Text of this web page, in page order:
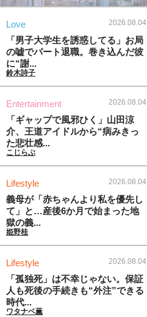
Love 2026.08.04
「男子大学生を誘惑してる」お局
の嘘でパート退職。巻き込んだ彼
に“謝...
鈴木詩子
Entertainment 2026.08.04
「ギャップで風邪ひく」山田涼
介、王道アイドルから“病みきっ
た悲壮感...
こじらぶ
Lifestyle 2026.08.04
義母が「赤ちゃんより私を優先し
て」と…産後6か月で始まった地
獄の義...
姫野桂
Lifestyle 2026.08.04
「孤独死」は不幸じゃない。保証
人も死後の手続きも“外注”できる
時代...
ワタナベ薫